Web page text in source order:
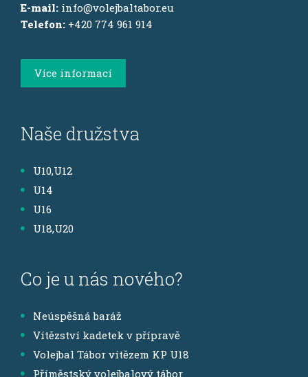
E-mail: info@volejbaltabor.eu
Telefon: +420 774 961 914
Více informací
Naše družstva
U10,U12
U14
U16
U18,U20
Co je u nás nového?
Neúspěšná baráž
Vítězství kadetek v přípravě
Volejbal Tábor vítězem KP U18
Příměstský volejbalový tábor